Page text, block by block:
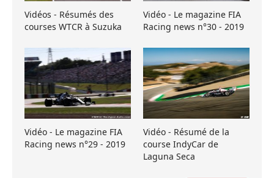
Vidéos - Résumés des
courses WTCR à Suzuka
Vidéo - Le magazine FIA
Racing news n°30 - 2019
Vidéo - Le magazine FIA
Racing news n°29 - 2019
Vidéo - Résumé de la
course IndyCar de
Laguna Seca